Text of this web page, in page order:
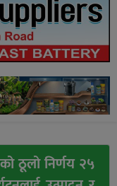
ठूलो निर्णय २५